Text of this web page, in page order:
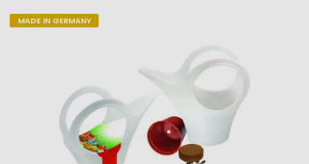
Zum
MADE IN GERMANY